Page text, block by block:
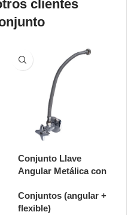
clientes
Conjunto Llave
Angular Metálica con
16" para Lavabo
E262.05 DH
Conjuntos (angular +
flexible)